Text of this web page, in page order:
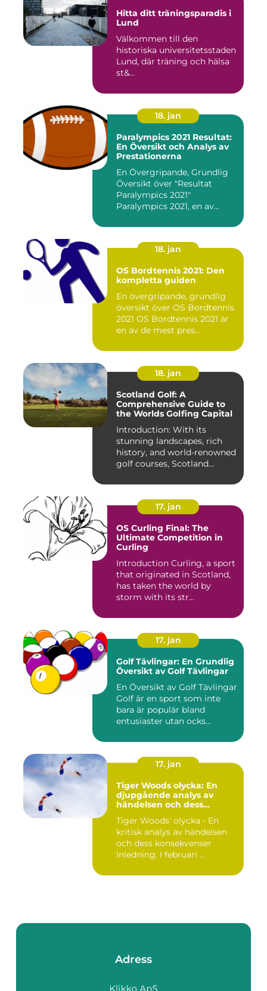
Hitta ditt träningsparadis i
Lund
Välkommen till den
historiska universitetsstaden
Lund, där träning och hälsa
st&...
18. jan
Paralympics 2021 Resultat:
En Översikt och Analys av
Prestationerna
En Övergripande, Grundlig
Översikt över "Resultat
Paralympics 2021"
Paralympics 2021, en av
18. jan
OS Bordtennis 2021: Den
kompletta guiden
En övergripande, grundlig
översikt över OS Bordtennis
2021 OS Bordtennis 2021 är
en av de mest pres...
18. jan
Scotland Golf: A
Comprehensive Guide to
the Worlds Golfing Capital
Introduction: With its
stunning landscapes, rich
history, and world-renowned
golf courses, Scotland...
17. jan
OS Curling Final: The
Ultimate Competition in
Curling
Introduction Curling, a sport
that originated in Scotland,
has taken the world by
storm with its str...
17. jan
Golf Tävlingar: En Grundlig
Översikt av Golf Tävlingar
En Översikt av Golf Tävlingar
Golf är en sport som inte
bara är populär bland
entusiaster utan ocks...
17. jan
Tiger Woods olycka: En
djupgående analys av
händelsen och dess
Tiger Woods' olycka - En
kritisk analys av händelsen
och dess konsekvenser
Inledning: I februari ...
Adress